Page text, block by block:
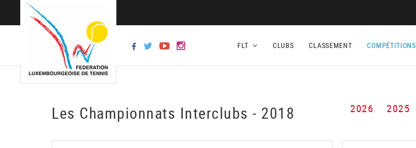
FLT CLUBS CLASSEMENT COMPÉTITIONS
Les Championnats Interclubs - 2018 2026 2025